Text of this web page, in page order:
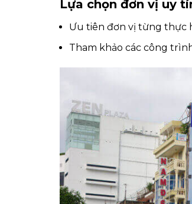
Lựa chọn đơn vị uy
Ưu tiên đơn vị từng thực
Tham khảo các công